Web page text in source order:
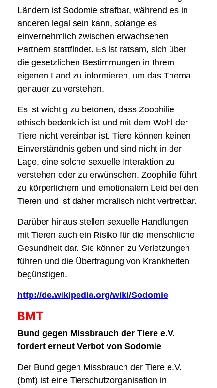
Ländern ist Sodomie strafbar, während es in
anderen legal sein kann, solange es
einvernehmlich zwischen erwachsenen
Partnern stattfindet. Es ist ratsam, sich über
die gesetzlichen Bestimmungen in Ihrem
eigenen Land zu informieren, um das Thema
genauer zu verstehen.
Es ist wichtig zu betonen, dass Zoophilie
ethisch bedenklich ist und mit dem Wohl der
Tiere nicht vereinbar ist. Tiere können keinen
Einverständnis geben und sind nicht in der
Lage, eine solche sexuelle Interaktion zu
verstehen oder zu erwünschen. Zoophilie führt
zu körperlichem und emotionalem Leid bei den
Tieren und ist daher moralisch nicht vertretbar.
Darüber hinaus stellen sexuelle Handlungen
mit Tieren auch ein Risiko für die menschliche
Gesundheit dar. Sie können zu Verletzungen
führen und die Übertragung von Krankheiten
begünstigen.
http://de.wikipedia.org/wiki/Sodomie
BMT
Bund gegen Missbrauch der Tiere e.V.
fordert erneut Verbot von Sodomie
Der Bund gegen Missbrauch der Tiere e.V.
(bmt) ist eine Tierschutzorganisation in